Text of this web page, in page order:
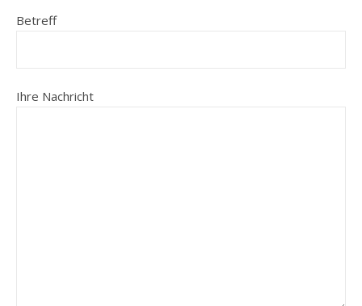
Betreff
Ihre Nachricht